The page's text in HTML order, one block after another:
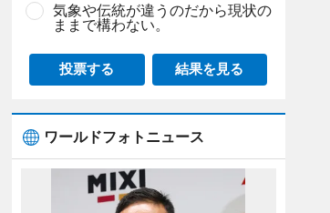
気象や伝統が違うのだから現状の
ままで構わない。
投票する 結果を見る
ワールドフォトニュース